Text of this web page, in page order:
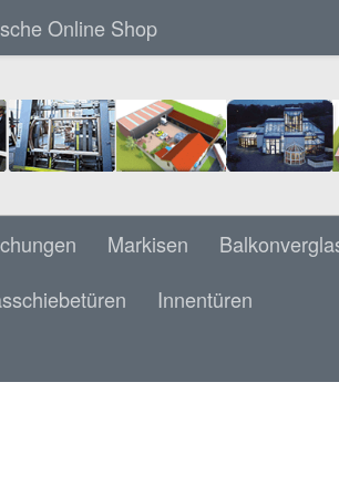
Online Shop
Markisen
Innentüren